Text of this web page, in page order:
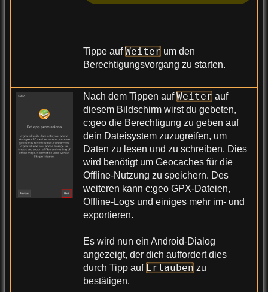
Tippe aufWeiter um den
Berechtigungsvorgang zu starten.
Nach dem Tippen aufWeiter auf
diesem Bildschirm wirst du gebeten,
c:geo die Berechtigung zu geben auf
dein Dateisystem zuzugreifen, um
Daten zu lesen und zu schreiben. Dies
wird benötigt um Geocaches für die
Offline-Nutzung zu speichern. Des
weiteren kann c:geo GPX-Dateien,
Offline-Logs und einiges mehr im- und
exportieren.
Es wird nun ein Android-Dialog
angezeigt, der dich auffordert dies
durch Tipp aufErlauben zu
bestätigen.